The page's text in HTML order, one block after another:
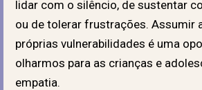
lidar com o silêncio, de sustentar
ou de tolerar frustrações. Assumir
próprias vulnerabilidades é uma
olharmos para as crianças e
empatia.